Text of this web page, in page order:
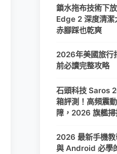
鎖水拖布技術下
Edge 2 深度清潔
赤腳踩也乾爽
2026年美國旅行
前必讀完整攻略
石頭科技 Saros
箱評測！高頻震
障，2026 旗艦
2026 最新手機
與 Android 必學